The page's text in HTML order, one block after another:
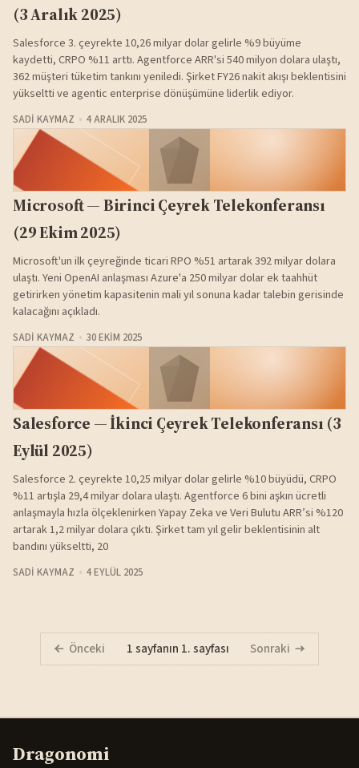
(3 Aralık 2025)
Salesforce 3. çeyrekte 10,26 milyar dolar gelirle %9 büyüme
kaydetti, CRPO %11 arttı. Agentforce ARR'si 540 milyon dolara ulaştı,
362 müşteri tüketim tankını yeniledi. Şirket FY26 nakit akışı beklentisini
yükseltti ve agentic enterprise dönüşümüne liderlik ediyor.
SADI KAYMAZ 4 ARALIK 2025
Microsoft — Birinci Çeyrek Telekonferansı
(29 Ekim 2025)
Microsoft'un ilk çeyreğinde ticari RPO %51 artarak 392 milyar dolara
ulaştı. Yeni OpenAI anlaşması Azure'a 250 milyar dolar ek taahhüt
getirirken yönetim kapasitenin mali yıl sonuna kadar talebin gerisinde
kalacağını açıkladı.
SADI KAYMAZ 30 EKIM 2025
Salesforce — İkinci Çeyrek Telekonferansı (3
Eylül 2025)
Salesforce 2. çeyrekte 10,25 milyar dolar gelirle %10 büyüdü, CRPO
%11 artışla 29,4 milyar dolara ulaştı. Agentforce 6 bini aşkın ücretli
anlaşmayla hızla ölçeklenirken Yapay Zeka ve Veri Bulutu ARR’si %120
artarak 1,2 milyar dolara çıktı. Şirket tam yıl gelir beklentisinin alt
bandını yükseltti, 20
SADI KAYMAZ 4 EYLÜL 2025
Önceki 1 sayfanın 1. sayfası Sonraki
Dragonomi